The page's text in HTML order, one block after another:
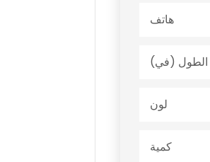
هاتف
الطول (في)
لون
كمية